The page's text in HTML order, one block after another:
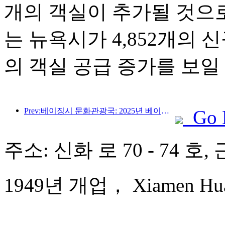
개의 객실이 추가될 것으
는 뉴욕시가 4,852개의
의 객실 공급 증가를 보
Prev:베이징시 문화관광국: 2025년 베이징을 방문하는 외국인 관광객 수는 548만 명으로 전년 대비 39% 증가할 것으로 예상됩니다.
Go
주소: 신화 로 70 - 74 호,
1949년 개업， Xiamen